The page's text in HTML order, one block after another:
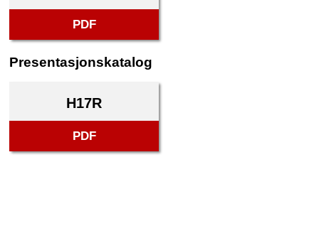
PDF
Presentasjonskatalog
H17R
PDF